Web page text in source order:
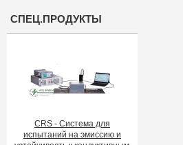
СПЕЦ.ПРОДУКТЫ
CRS - Система для
испытаний на эмиссию и